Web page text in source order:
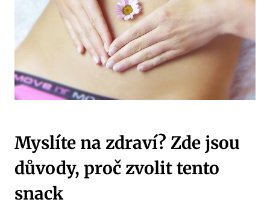
Myslíte na‌ zdraví? ⁢Zde jsou
důvody, proč ​zvolit tento
snack